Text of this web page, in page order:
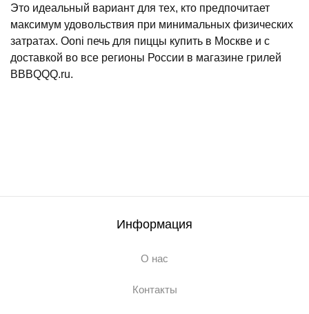
Это идеальный вариант для тех, кто предпочитает
максимум удовольствия при минимальных физических
затратах. Ooni печь для пиццы купить в Москве и с
доставкой во все регионы России в магазине грилей
BBBQQQ.ru.
Информация
О нас
Контакты